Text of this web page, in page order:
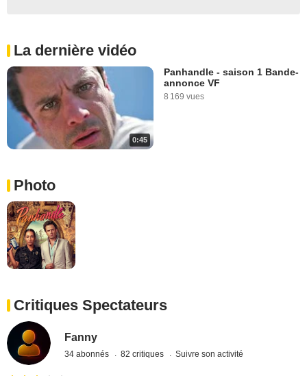
La dernière vidéo
0:45
Panhandle - saison 1 Bande-
annonce VF
8 169 vues
Photo
Critiques Spectateurs
Fanny
34 abonnés 82 critiques Suivre son activité